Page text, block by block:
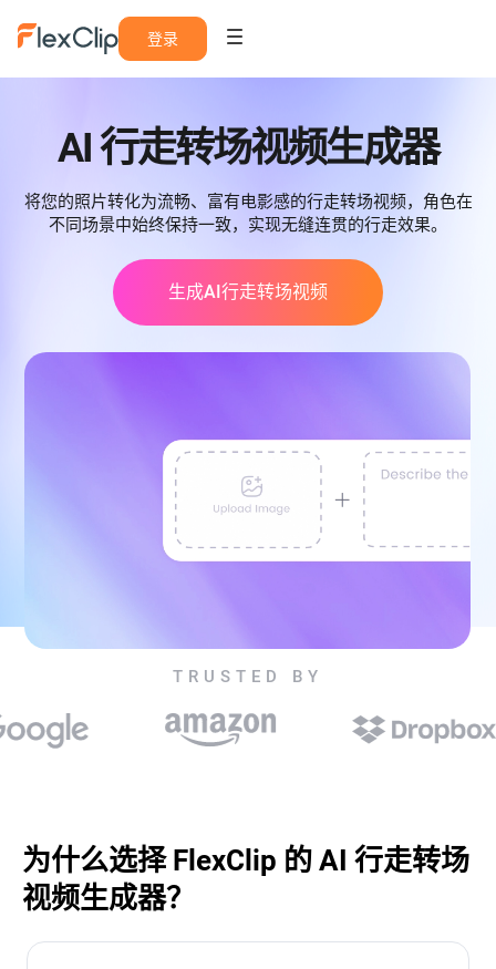
登录
AI 行走转场视频生成器
将您的照片转化为流畅、富有电影感的行走转场视频，角色在
不同场景中始终保持一致，实现无缝连贯的行走效果。
生成AI行走转场视频
TRUSTED BY
为什么选择 FlexClip 的 AI 行走转场
视频生成器？